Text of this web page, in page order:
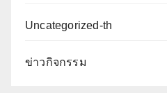
Uncategorized-th
ข่าวกิจกรรม